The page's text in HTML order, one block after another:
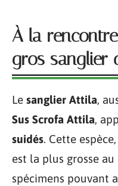
À la
gros sanglier
Le sanglier Attila,
Sus Scrofa Attila,
suidés. Cette
est la plus grosse au
spécimens pouvant